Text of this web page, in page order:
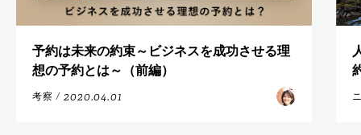
予約は未来の約束～ビジネスを成功させる理
想の予約とは～（前編）
考察 / 2020.04.01